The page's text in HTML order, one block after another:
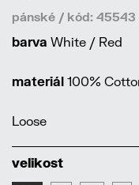
pánské / kód:
barva White / Red
materiál 100%
Loose
velikost